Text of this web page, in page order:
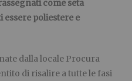
come seta
essere poliestere e
dalla locale Procura
di risalire a tutte le fasi